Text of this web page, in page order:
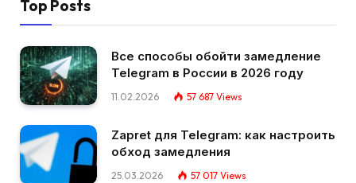
Top Posts
Все способы обойти замедление
Telegram в России в 2026 году
11.02.2026 57 687 Views
Zapret для Telegram: как настроить
обход замедления
25.03.2026 57 017 Views